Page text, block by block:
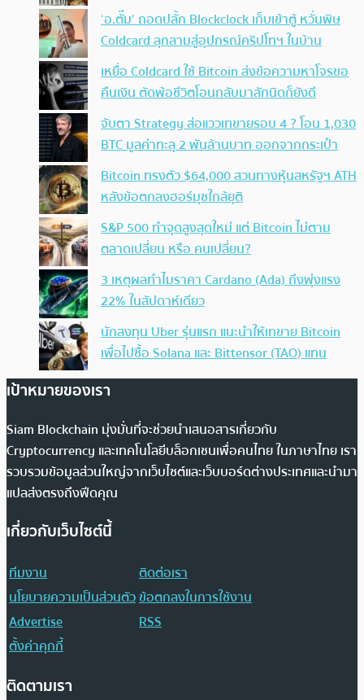
‘อ.ตั๊ม’ ถอดปลั้ก Blockclock เก็บเข้าตู้ หวั่นพิษ
Coldcard ลุกลามสู่อุปกรณ์คริปโทฯ ในบ้าน
เหยื่อ Coldcard ใช้ Bitcoin ส่งข้อความหาโจรขอ
คืนเงิน ตัดพ้อชีวิตโอนกลับมาสักนิดก็ยังดี
จับตา Strategy ส่อแววเทขายรอบ 4 ? โอน 1,030
BTC มูลค่าทะลุ 2 พันล้านบาท ออกจากกระเป๋า
Bitcoin ทรงตัว $64,000 สวนทางหุ้นสหรัฐฯ ATH
หลังข้อตกลงฮอร์มุซใกล้ยุติ
S&P 500 ทำจุดสูงสุดใหม่ แต่ Bitcoin ไม่ตาม
ตลาดเปลี่ยน หรือ คนเปลี่ยน?
3 เหตุผลทำไมราคา Cardano (Ada) ถึงพุ่งแรง
22% ในสัปดาห์เดียว
นักลงทุน Uber รุ่นแรก แนะนำให้เทขาย Bitcoin
เพื่อไปซื้อ Solana และ Bittensor (TAO) แทน
เป้าหมายของเรา
Siam Blockchain มุ่งมั่นที่จะช่วยนำเสนอสารเกี่ยวกับ
Cryptocurrency และเทคโนโลยีบล็อกเชนเพื่อคนไทย ในภาษาไทย เรา
รวบรวมข้อมูลส่วนใหญ่จากเว็บไซต์และเว็บบอร์ดต่างประเทศและนำมา
แปลส่งตรงถึงฟีดคุณ
เกี่ยวกับเว็บไซต์นี้
ทีมงาน
ติดต่อเรา
นโยบายความเป็นส่วนตัวข้อตกลงในการใช้งาน
Advertise
RSS
ตั้งค่าคุกกี้
ติดตามเรา